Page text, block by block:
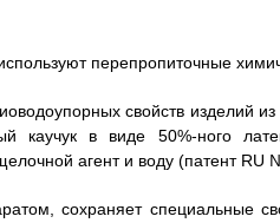
перепропиточные
свойств изделий
каучук в виде 50%-ного
агент и воду (патент
сохраняет специальные